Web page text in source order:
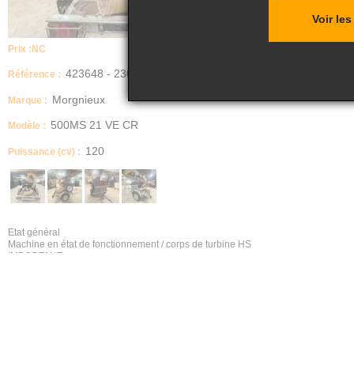
Prix : NC
Référence : 423648 - 2305
Marque : Morgnieux
Modèle : 500MS 21 VE CR
Puissance (cv) : 120
Etat général
Machine en état de fonctionnement / corps de turbine HS
IMPORTANT
Voir